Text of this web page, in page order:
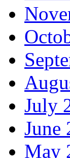
July
June
May